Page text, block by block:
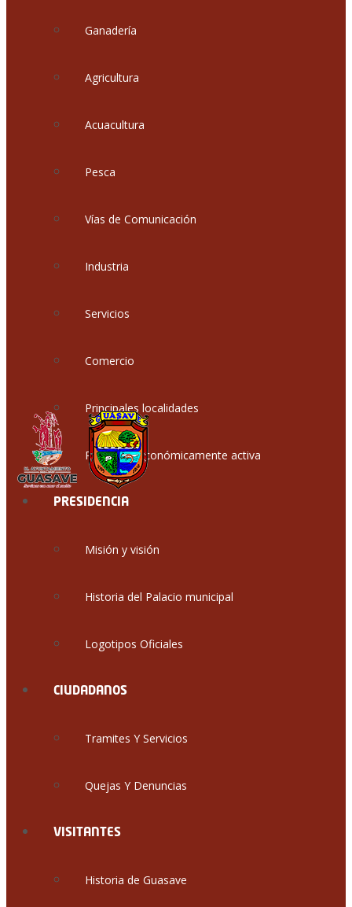
Ganadería
Agricultura
Acuacultura
Pesca
Vías de Comunicación
Industria
Servicios
Comercio
Principales localidades
Población económicamente activa
PRESIDENCIA
Misión y visión
Historia del Palacio municipal
Logotipos Oficiales
CIUDADANOS
Tramites Y Servicios
Quejas Y Denuncias
VISITANTES
Historia de Guasave